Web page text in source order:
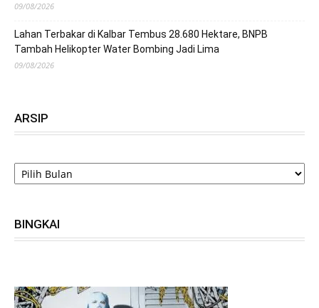
09/08/2026
Lahan Terbakar di Kalbar Tembus 28.680 Hektare, BNPB
Tambah Helikopter Water Bombing Jadi Lima
09/08/2026
ARSIP
ARSIP
BINGKAI